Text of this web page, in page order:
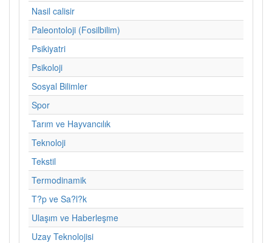
Nasil calisir
Paleontoloji (Fosilbilim)
Psikiyatri
Psikoloji
Sosyal Bilimler
Spor
Tarım ve Hayvancılık
Teknoloji
Tekstil
Termodinamik
T?p ve Sa?l?k
Ulaşım ve Haberleşme
Uzay Teknolojisi